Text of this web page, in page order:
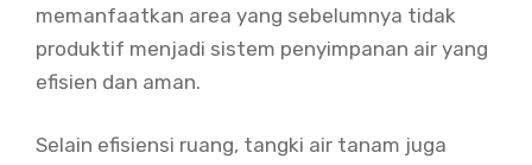
memanfaatkan area yang sebelumnya tidak
produktif menjadi sistem penyimpanan air yang
efisien dan aman.
Selain efisiensi ruang, tangki air tanam juga